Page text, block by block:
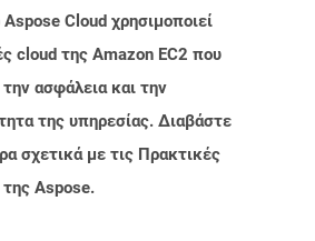
Cloud χρησιμοποιεί
cloud της Amazon EC2 που
ασφάλεια και την
της υπηρεσίας. Διαβάστε
σχετικά με τις Πρακτικές
Aspose.